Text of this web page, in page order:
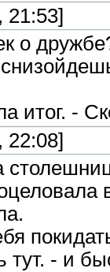
21:53]
о
итог. -
22:08]
тут. - и